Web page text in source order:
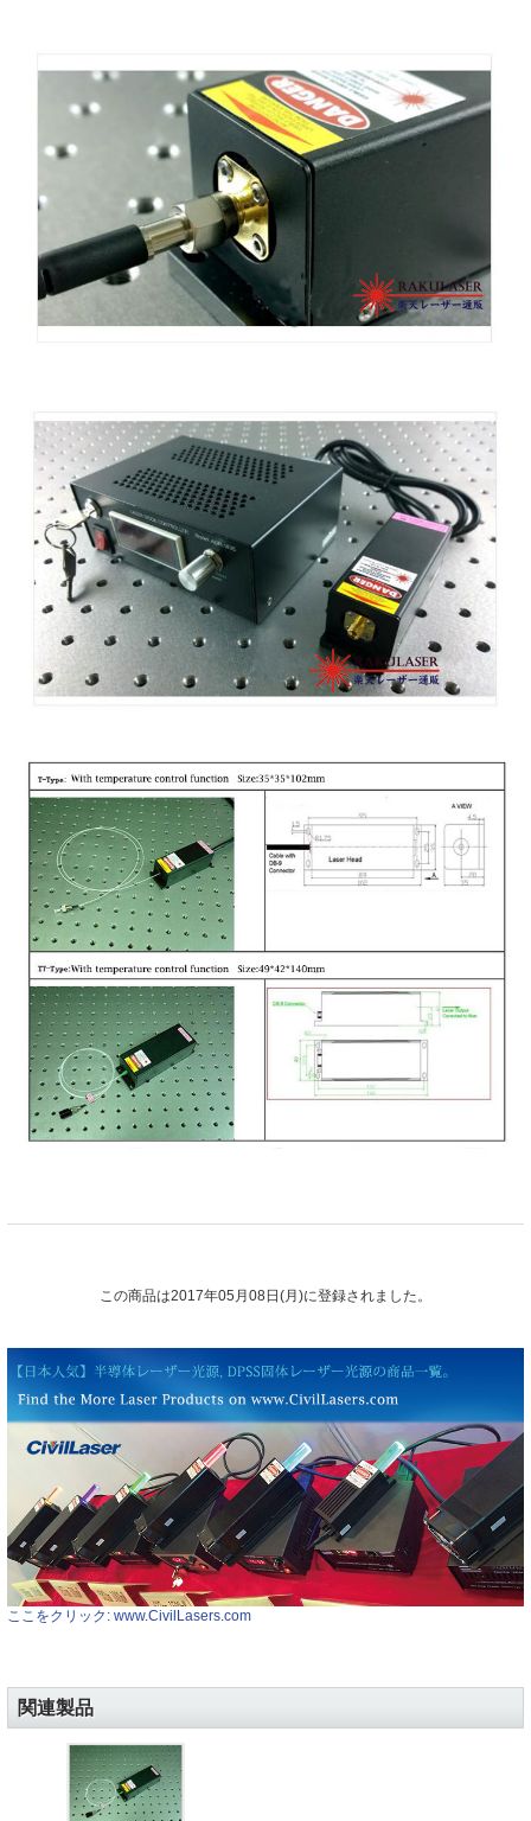
この商品は2017年05月08日(月)に登録されました。
ここをクリック: www.CivilLasers.com
関連製品